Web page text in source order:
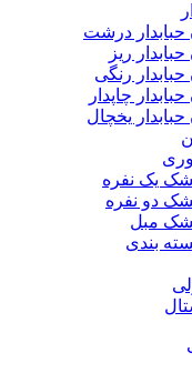
حبابدار درشت
حبابدار ریز
حبابدار رنگی
حبابدار چاپدار
حبابدار یخچال
یک نفره
دو نفره
مبل
بندی